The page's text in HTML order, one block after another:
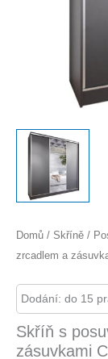
Domů / Skříně /
zrcadlem a
Dodání: do 15
Skříň s
zásuvkami